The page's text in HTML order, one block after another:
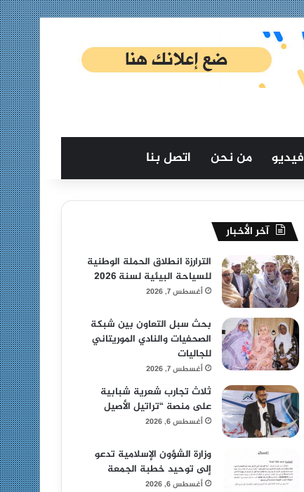
فيديو من نحن اتصل بنا
آخر الأخبار
الترارزة انطلاق الحملة الوطنية
للسياحة البيئية لسنة 2026
أغسطس 7, 2026
بحث سبل التعاون بين شبكة
الصحفيات والنادي الموريتاني
للجاليات
أغسطس 7, 2026
ثلاث تجارب شعرية شبابية
على منصة “تراتيل الأصيل
أغسطس 6, 2026
وزارة الشؤون الإسلامية تدعو
إلى توحيد خطبة الجمعة
أغسطس 6, 2026